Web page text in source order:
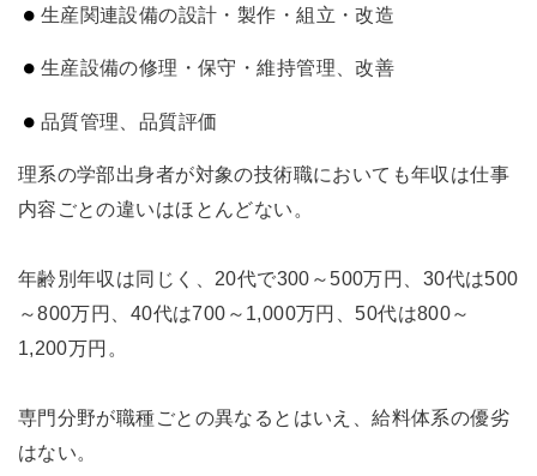
生産関連設備の設計・製作・組立・改造
生産設備の修理・保守・維持管理、改善
品質管理、品質評価
理系の学部出身者が対象の技術職においても年収は仕事
内容ごとの違いはほとんどない。
年齢別年収は同じく、20代で300～500万円、30代は500
～800万円、40代は700～1,000万円、50代は800～
1,200万円。
専門分野が職種ごとの異なるとはいえ、給料体系の優劣
はない。